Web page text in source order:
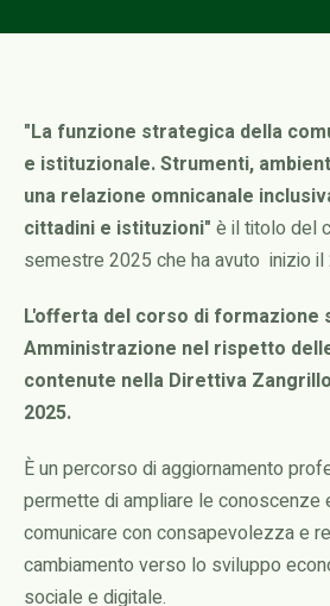
"La funzione strategica della
e istituzionale. Strumenti,
una relazione omnicanale
cittadini e istituzioni" è il titolo del
semestre 2025 che ha avuto inizio il
L'offerta del corso di formazione
Amministrazione nel rispetto
contenute nella Direttiva
2025.
È un percorso di aggiornamento
permette di ampliare le
comunicare con consapevolezza e
cambiamento verso lo sviluppo
sociale e digitale.